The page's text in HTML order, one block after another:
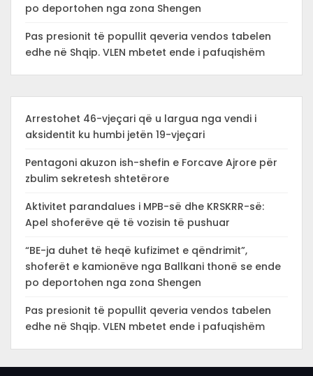
po deportohen nga zona Shengen
Pas presionit të popullit qeveria vendos tabelen
edhe në Shqip. VLEN mbetet ende i pafuqishëm
Arrestohet 46-vjeçari që u largua nga vendi i
aksidentit ku humbi jetën 19-vjeçari
Pentagoni akuzon ish-shefin e Forcave Ajrore për
zbulim sekretesh shtetërore
Aktivitet parandalues i MPB-së dhe KRSKRR-së:
Apel shoferëve që të vozisin të pushuar
“BE-ja duhet të heqë kufizimet e qëndrimit”,
shoferët e kamionëve nga Ballkani thonë se ende
po deportohen nga zona Shengen
Pas presionit të popullit qeveria vendos tabelen
edhe në Shqip. VLEN mbetet ende i pafuqishëm